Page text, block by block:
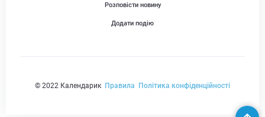
Розповісти новину
Додати подію
© 2022 Календарик Правила Політика конфіденційності